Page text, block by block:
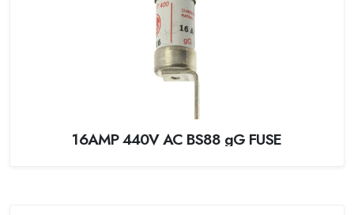
16AMP 440V AC BS88 gG FUSE